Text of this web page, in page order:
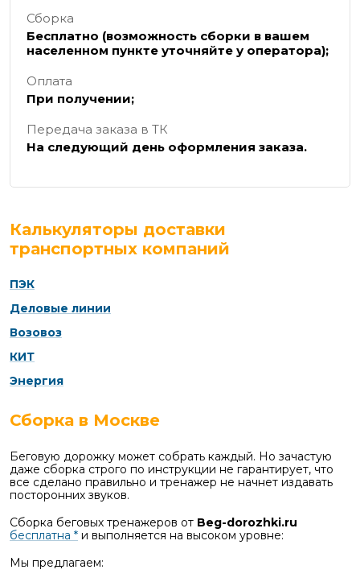
Сборка
Бесплатно (возможность сборки в вашем
населенном пункте уточняйте у оператора);
Оплата
При получении;
Передача заказа в ТК
На следующий день оформления заказа.
Калькуляторы доставки
транспортных компаний
ПЭК
Деловые линии
Возовоз
КИТ
Энергия
Сборка в Москве
Беговую дорожку может собрать каждый. Но зачастую
даже сборка строго по инструкции не гарантирует, что
все сделано правильно и тренажер не начнет издавать
посторонних звуков.
Сборка беговых тренажеров от Beg-dorozhki.ru
бесплатна * и выполняется на высоком уровне:
Мы предлагаем: